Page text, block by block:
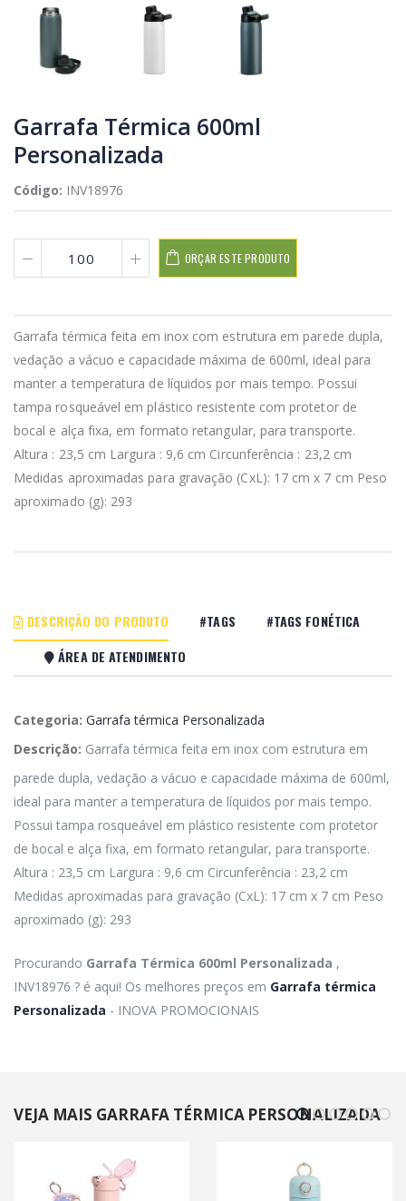
Garrafa Térmica 600ml
Personalizada
Código: INV18976
ORÇAR ESTE PRODUTO
Garrafa térmica feita em inox com estrutura em parede dupla,
vedação a vácuo e capacidade máxima de 600ml, ideal para
manter a temperatura de líquidos por mais tempo. Possui
tampa rosqueável em plástico resistente com protetor de
bocal e alça fixa, em formato retangular, para transporte.
Altura : 23,5 cm Largura : 9,6 cm Circunferência : 23,2 cm
Medidas aproximadas para gravação (CxL): 17 cm x 7 cm Peso
aproximado (g): 293
DESCRIÇÃO DO PRODUTO #TAGS
#TAGS FONÉTICA
ÁREA DE ATENDIMENTO
Categoria: Garrafa térmica Personalizada
Descrição: Garrafa térmica feita em inox com estrutura em
parede dupla, vedação a vácuo e capacidade máxima de 600ml,
ideal para manter a temperatura de líquidos por mais tempo.
Possui tampa rosqueável em plástico resistente com protetor
de bocal e alça fixa, em formato retangular, para transporte.
Altura : 23,5 cm Largura : 9,6 cm Circunferência : 23,2 cm
Medidas aproximadas para gravação (CxL): 17 cm x 7 cm Peso
aproximado (g): 293
Procurando Garrafa Térmica 600ml Personalizada ,
INV18976 ? é aqui! Os melhores preços em Garrafa térmica
Personalizada - INOVA PROMOCIONAIS
VEJA MAIS GARRAFA TÉRMICA PERSONALIZADA